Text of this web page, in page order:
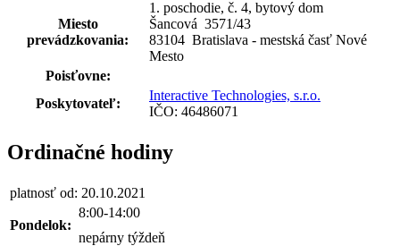
Miesto
prevádzkovania:
1. poschodie, č. 4, bytový dom
Šancová 3571/43
83104 Bratislava - mestská časť Nové
Mesto
Poisťovne:
Poskytovateľ:
Interactive Technologies, s.r.o.
IČO: 46486071
Ordinačné hodiny
platnosť od: 20.10.2021
Pondelok:
8:00-14:00
nepárny týždeň